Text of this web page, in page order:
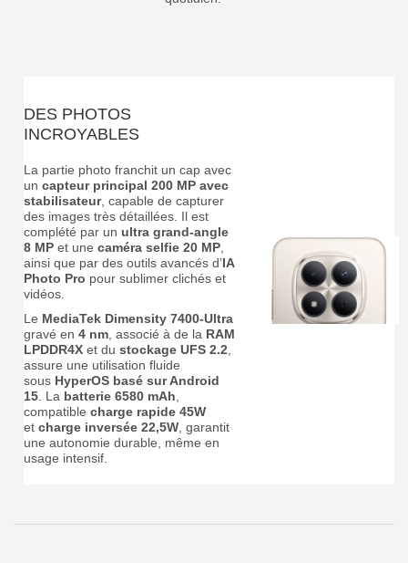
DES PHOTOS
INCROYABLES
La partie photo franchit un cap avec
un capteur principal 200 MP avec
stabilisateur, capable de capturer
des images très détaillées. Il est
complété par un ultra grand-angle
8 MP et une caméra selfie 20 MP
ainsi que par des outils avancés d’IA
Photo Pro pour sublimer clichés et
vidéos.
Le MediaTek Dimensity 7400-Ultra
gravé en 4 nm , associé à de la RAM
LPDDR4X et du stockage UFS 2.2
assure une utilisation fluide
sous HyperOS basé sur Android
15 . La batterie 6580 mAh
compatible charge rapide 45W
et charge inversée 22,5W , garantit
une autonomie durable, même en
usage intensif.